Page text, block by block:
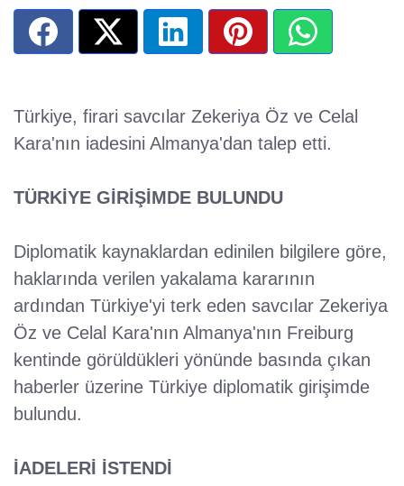
Türkiye, firari savcılar Zekeriya Öz ve Celal
Kara'nın iadesini Almanya'dan talep etti.
TÜRKİYE GİRİŞİMDE BULUNDU
Diplomatik kaynaklardan edinilen bilgilere göre,
haklarında verilen yakalama kararının
ardından Türkiye'yi terk eden savcılar Zekeriya
Öz ve Celal Kara'nın Almanya'nın Freiburg
kentinde görüldükleri yönünde basında çıkan
haberler üzerine Türkiye diplomatik girişimde
bulundu.
İADELERİ İSTENDİ